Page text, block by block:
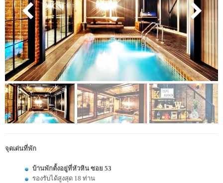
จุดเด่นที่พัก
บ้านพักตั้งอยู่ที่หัวหิน ซอย 53
รองรับได้สูงสุด 18 ท่าน